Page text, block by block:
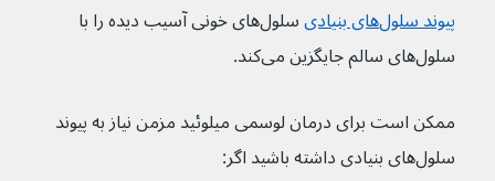
پیوند سلول‌های بنیادی
سلول‌های خونی آسیب دیده را با
سلول‌های سالم جایگزین می‌کند.
ممکن است برای درمان لوسمی میلوئید مزمن نیاز به پیوند
سلول‌های بنیادی داشته باشید اگر: